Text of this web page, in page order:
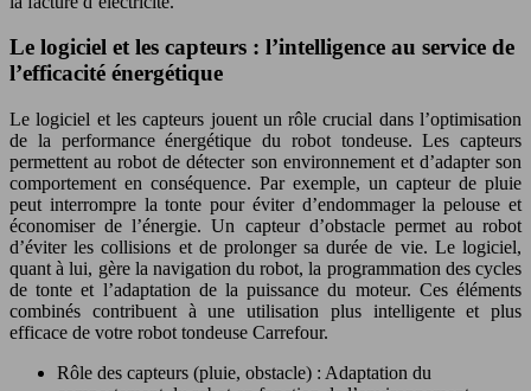
Le logiciel et les capteurs : l’intelligence au service de
l’efficacité énergétique
Le logiciel et les capteurs jouent un rôle crucial dans l’optimisation
de la performance énergétique du robot tondeuse. Les capteurs
permettent au robot de détecter son environnement et d’adapter son
comportement en conséquence. Par exemple, un capteur de pluie
peut interrompre la tonte pour éviter d’endommager la pelouse et
économiser de l’énergie. Un capteur d’obstacle permet au robot
d’éviter les collisions et de prolonger sa durée de vie. Le logiciel,
quant à lui, gère la navigation du robot, la programmation des cycles
de tonte et l’adaptation de la puissance du moteur. Ces éléments
combinés contribuent à une utilisation plus intelligente et plus
efficace de votre robot tondeuse Carrefour.
Rôle des capteurs (pluie, obstacle) : Adaptation du